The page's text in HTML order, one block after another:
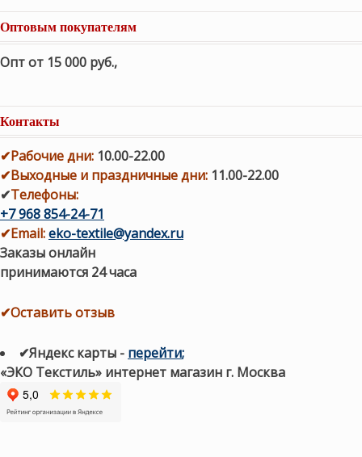
Оптовым покупателям
Опт от 15 000 руб.,
Контакты
✔Рабочие дни: 10.00-22.00
✔Выходные и праздничные дни: 11.00-22.00
✔Телефоны:
+7 968 854-24-71
✔Email:eko-textile@yandex.ru
Заказы онлайн
принимаются 24 часа
✔Оставить отзыв
✔Яндекс карты - перейти;
«ЭКО Текстиль» интернет магазин г. Москва